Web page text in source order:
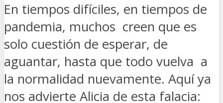
En tiempos difíciles, en tiempos de
pandemia, muchos creen que es
solo cuestión de esperar, de
aguantar, hasta que todo vuelva a
la normalidad nuevamente. Aquí ya
nos advierte Alicia de esta falacia: